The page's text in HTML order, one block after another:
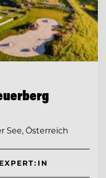
See, Österreich